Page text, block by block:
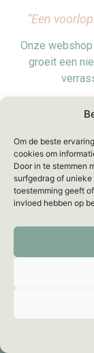
Om de beste
cookies om
Door in te stemmen
surfgedrag of
toestemming geeft
invloed hebben op
“Een
Onze
groeit een
Voorlopig zijn